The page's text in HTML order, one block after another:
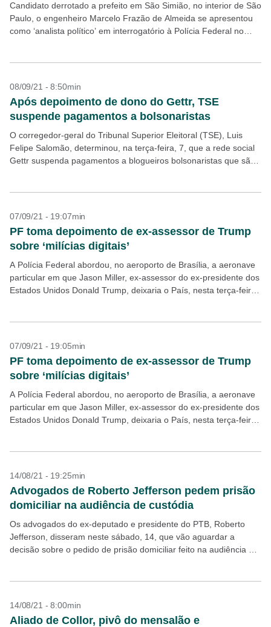
Candidato derrotado a prefeito em São Simião, no interior de São
Paulo, o engenheiro Marcelo Frazão de Almeida se apresentou
como ‘analista político’ em interrogatório à Polícia Federal no
08/09/21 - 8:50min
Após depoimento de dono do Gettr, TSE
suspende pagamentos a bolsonaristas
O corregedor-geral do Tribunal Superior Eleitoral (TSE), Luis
Felipe Salomão, determinou, na terça-feira, 7, que a rede social
Gettr suspenda pagamentos a blogueiros bolsonaristas que são
07/09/21 - 19:07min
PF toma depoimento de ex-assessor de Trump
sobre ‘milícias digitais’
A Polícia Federal abordou, no aeroporto de Brasília, a aeronave
particular em que Jason Miller, ex-assessor do ex-presidente dos
Estados Unidos Donald Trump, deixaria o País, nesta terça-feira,
07/09/21 - 19:05min
PF toma depoimento de ex-assessor de Trump
sobre ‘milícias digitais’
A Polícia Federal abordou, no aeroporto de Brasília, a aeronave
particular em que Jason Miller, ex-assessor do ex-presidente dos
Estados Unidos Donald Trump, deixaria o País, nesta terça-feira,
14/08/21 - 19:25min
Advogados de Roberto Jefferson pedem prisão
domiciliar na audiência de custódia
Os advogados do ex-deputado e presidente do PTB, Roberto
Jefferson, disseram neste sábado, 14, que vão aguardar a
decisão sobre o pedido de prisão domiciliar feito na audiência de
14/08/21 - 8:00min
Aliado de Collor, pivô do mensalão e